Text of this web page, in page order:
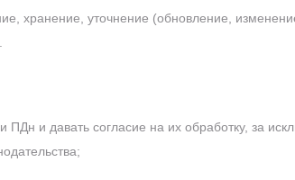
хранение, уточнение (обновление,
и давать согласие на их обработку, за